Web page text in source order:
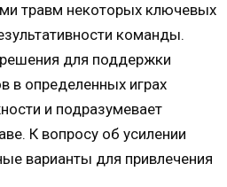
травм некоторых ключевых
команды.
для поддержки
в определенных играх
и подразумевает
К вопросу об усилении
варианты для привлечения